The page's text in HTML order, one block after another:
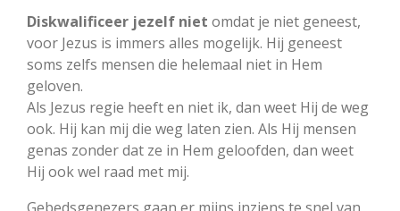
Diskwalificeer jezelf niet omdat je niet geneest,
voor Jezus is immers alles mogelijk. Hij geneest
soms zelfs mensen die helemaal niet in Hem
geloven.
Als Jezus regie heeft en niet ik, dan weet Hij de weg
ook. Hij kan mij die weg laten zien. Als Hij mensen
genas zonder dat ze in Hem geloofden, dan weet
Hij ook wel raad met mij.